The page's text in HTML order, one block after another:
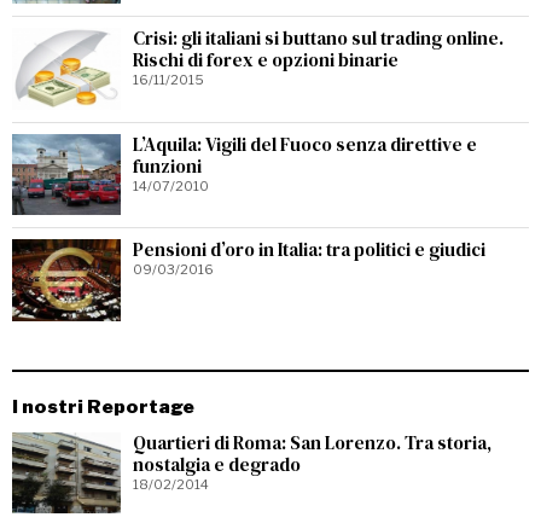
Crisi: gli italiani si buttano sul trading online.
Rischi di forex e opzioni binarie
16/11/2015
L’Aquila: Vigili del Fuoco senza direttive e
funzioni
14/07/2010
Pensioni d’oro in Italia: tra politici e giudici
09/03/2016
I nostri Reportage
Quartieri di Roma: San Lorenzo. Tra storia,
nostalgia e degrado
18/02/2014